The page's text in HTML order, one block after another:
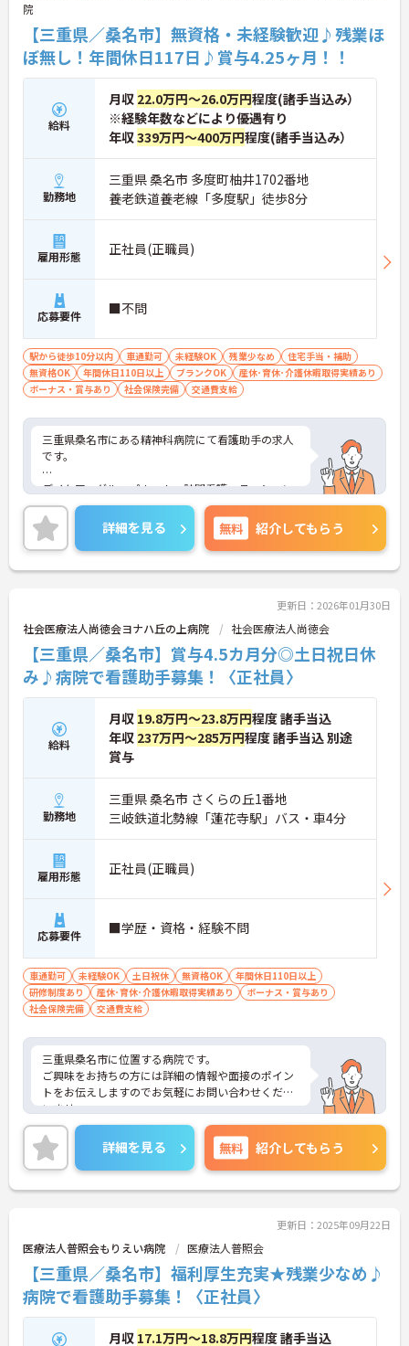
院
【三重県／桑名市】無資格・未経験歓迎♪残業ほ
ぼ無し！年間休日117日♪賞与4.25ヶ月！！
給料
月収 22.0万円～26.0万円程度(諸手当込み）
※経験年数などにより優遇有り
年収339万円～400万円程度(諸手当込み）
勤務地
三重県 桑名市 多度町柚井1702番地
養老鉄道養老線「多度駅」徒歩8分
雇用形態 正社員(正職員)
応募要件 ■不問
駅から徒歩10分以内 車通勤可 未経験OK 残業少なめ
住宅手当・補助
無資格OK
年間休日110日以上 ブランクOK
産休･育休･介護休暇取得実績あり
ボーナス・賞与あり
社会保険完備 交通費支給
三重県桑名市にある精神科病院にて看護助手の求人
です。
デイケア、グループホーム、訪問看護ステーション
なども展開し、患者さんのリハビリを助け、自立や
社会復帰へのサポートを行っている病院です。
チーム医療に取り組まれており、メンバーの一員と
して活躍する事が出来ます！
未経験でも相談可能ですので、ご興味のある方はお
気軽にお問い合わせください。
詳細を見る 無料 紹介してもらう
更新日：2026年01月30日
社会医療法人尚徳会ヨナハ丘の上病院 社会医療法人尚徳会
【三重県／桑名市】賞与4.5カ月分◎土日祝日休
み♪病院で看護助手募集！〈正社員〉
給料
月収 19.8万円～23.8万円程度 諸手当込
年収 237万円～285万円程度 諸手当込 別途
賞与
勤務地
三重県 桑名市 さくらの丘1番地
三岐鉄道北勢線「蓮花寺駅」バス・車4分
雇用形態 正社員(正職員)
応募要件 ■学歴・資格・経験不問
車通勤可 未経験OK 土日祝休 無資格OK
年間休日110日以上
研修制度あり
産休･育休･介護休暇取得実績あり
ボーナス・賞与あり
社会保険完備
交通費支給
三重県桑名市に位置する病院です。
ご興味をお持ちの方には詳細の情報や面接のポイン
トをお伝えしますのでお気軽にお問い合わせくださ
いませ。
詳細を見る 無料 紹介してもらう
更新日：2025年09月22日
医療法人普照会もりえい病院 医療法人普照会
【三重県／桑名市】福利厚生充実★残業少なめ♪
病院で看護助手募集！〈正社員〉
月収 17.1万円～18.8万円程度 諸手当込